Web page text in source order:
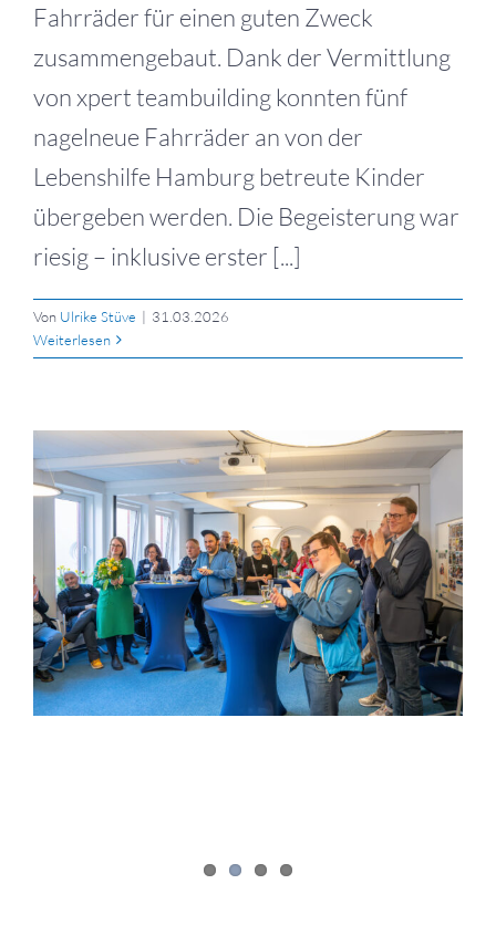
Fahrräder für einen guten Zweck
zusammengebaut. Dank der Vermittlung
von xpert teambuilding konnten fünf
nagelneue Fahrräder an von der
Lebenshilfe Hamburg betreute Kinder
übergeben werden. Die Begeisterung war
riesig – inklusive erster [...]
Von Ulrike Stüve | 31.03.2026
Weiterlesen